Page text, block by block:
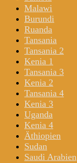
Malawi
Burundi
Ruanda
Tansania
Tansania 2
Kenia 1
Tansania 3
Kenia 2
Tansania 4
Kenia 3
Uganda
Kenia 4
Äthiopien
Sudan
Saudi Arabien